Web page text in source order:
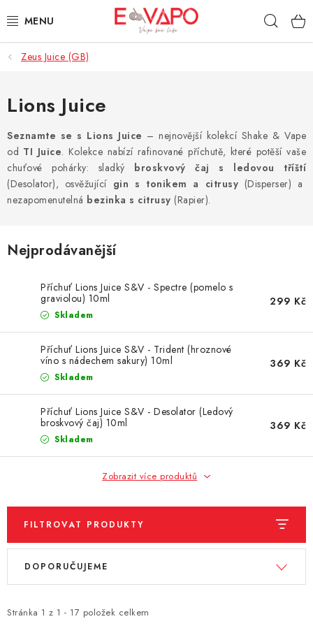
na
3D TISK
TIPY ZA DOBROU CENU
AROMATA A PŘÍCHUTĚ
BÁZE
E-LIQUIDY
E-CIGARETY
DÁRKOVÉ VOUCHERY
ATOMIZÉRY A CARTRIDGE
BATERIE A NABÍJEČKY
GRIPY & MODY
NIKOTINOVÝ FILM
PŘÍSLUŠENSTVÍ
Zeus Juice (GB)
Lions Juice
Seznamte se s Lions Juice – nejnovější kolekcí Shake & Vape
od TI Juice. Kolekce nabízí rafinované příchutě, které potěší vaše
chuťové pohárky: sladký broskvový čaj s ledovou tříští
(Desolator), osvěžující gin s tonikem a citrusy (Disperser) a
nezapomenutelná bezinka s citrusy (Rapier).
Nejprodávanější
Příchuť Lions Juice S&V - Spectre (pomelo s
graviolou) 10ml
Skladem
299 Kč
Příchuť Lions Juice S&V - Trident (hroznové
víno s nádechem sakury) 10ml
Skladem
369 Kč
Příchuť Lions Juice S&V - Desolator (Ledový
broskvový čaj) 10ml
Skladem
369 Kč
Zobrazit více produktů
FILTROVAT PRODUKTY
V
i
Stránka 1 z 1 - 17 položek celkem
Ř
e
DOPORUČUJEME